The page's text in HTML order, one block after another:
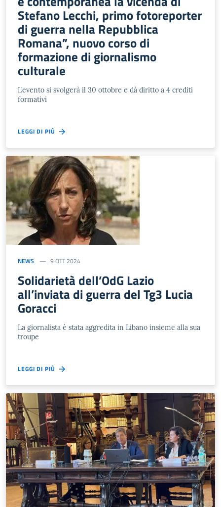
Stefano Lecchi, primo fotoreporter
di guerra nella Repubblica
Romana”, nuovo corso di
formazione di giornalismo
culturale
L’evento si svolgerà il 30 ottobre e dà diritto a 4 crediti
formativi
LEGGI DI PIÙ
NEWS 9 OTT 2024
Solidarietà dell’OdG Lazio
all’inviata di guerra del Tg3 Lucia
Goracci
La giornalista è stata aggredita in Libano insieme alla sua
troupe
LEGGI DI PIÙ